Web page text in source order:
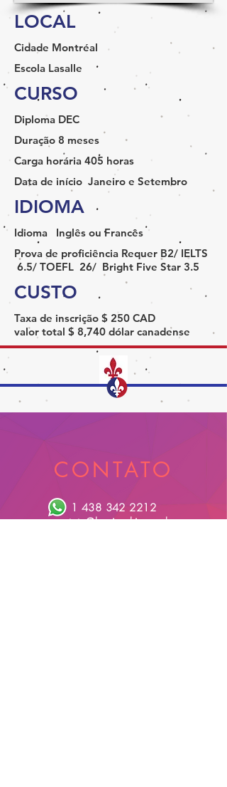
LOCAL
Cidade Montréal
Escola Lasalle
CURSO
Diploma DEC
Duração 8 meses
Carga horária 405 horas
Data de início Janeiro e Setembro
IDIOMA
Idioma
Inglês ou Francês
Prova de proficiência Requer B2/ IELTS
6.5/ TOEFL 26/ Bright Five Star 3.5
CUSTO
Taxa de inscrição $ 250 CAD
valor total $ 8,740 dólar canadense
CONTATO
1 438 342 2212
contato@bonjourhi.com.br